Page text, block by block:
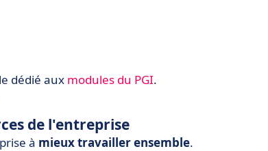
dédié aux modules du PGI.
de l'entreprise
à mieux travailler ensemble.